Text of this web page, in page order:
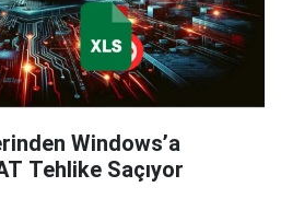
Windows’a
Tehlike Saçıyor